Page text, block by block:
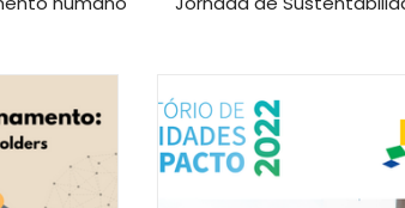
empreendedores Reflexões
Dicas Empreendedoras